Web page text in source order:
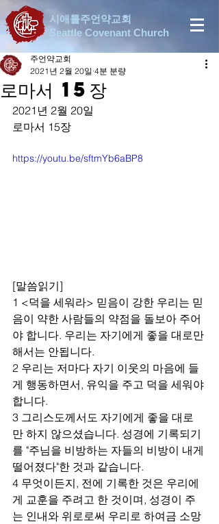
시애틀주언약교회
Seattle Covenant Church
로마서 15장
주언약교회
2021년 2월 20일 4분 분량
2021년 2월 20일
로마서 15장
https://youtu.be/sftmYb6aBP8
[말씀읽기]
1 <덕을 세워라> 믿음이 강한 우리는 믿
음이 약한 사람들의 약점을 돌보아 주어
야 합니다. 우리는 자기에게 좋을 대로만
해서는 안됩니다.
2 우리는 저마다 자기 이웃의 마음에 들
게 행동하면서, 유익을 주고 덕을 세워야
합니다.
3 그리스도께서도 자기에게 좋을 대로
만 하지 않으셨습니다. 성경에 기록되기
를 "주님을 비방하는 자들의 비방이 내게
떨어졌다"한 것과 같습니다.
4 무엇이든지, 전에 기록한 것은 우리에
게 교훈을 주려고 한 것이며, 성경이 주
는 인내와 위로로써 우리로 하여금 소망